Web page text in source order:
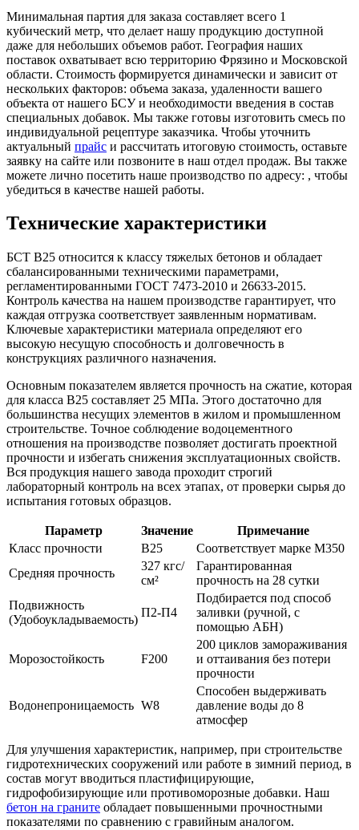
Минимальная партия для заказа составляет всего 1
кубический метр, что делает нашу продукцию доступной
даже для небольших объемов работ. География наших
поставок охватывает всю территорию Фрязино и Московской
области. Стоимость формируется динамически и зависит от
нескольких факторов: объема заказа, удаленности вашего
объекта от нашего БСУ и необходимости введения в состав
специальных добавок. Мы также готовы изготовить смесь по
индивидуальной рецептуре заказчика. Чтобы уточнить
актуальный прайс и рассчитать итоговую стоимость, оставьте
заявку на сайте или позвоните в наш отдел продаж. Вы также
можете лично посетить наше производство по адресу: , чтобы
убедиться в качестве нашей работы.
Технические характеристики
БСТ B25 относится к классу тяжелых бетонов и обладает
сбалансированными техническими параметрами,
регламентированными ГОСТ 7473-2010 и 26633-2015.
Контроль качества на нашем производстве гарантирует, что
каждая отгрузка соответствует заявленным нормативам.
Ключевые характеристики материала определяют его
высокую несущую способность и долговечность в
конструкциях различного назначения.
Основным показателем является прочность на сжатие, которая
для класса B25 составляет 25 МПа. Этого достаточно для
большинства несущих элементов в жилом и промышленном
строительстве. Точное соблюдение водоцементного
отношения на производстве позволяет достигать проектной
прочности и избегать снижения эксплуатационных свойств.
Вся продукция нашего завода проходит строгий
лабораторный контроль на всех этапах, от проверки сырья до
испытания готовых образцов.
Параметр Значение
Примечание
Класс прочности
B25
Соответствует марке М350
Средняя прочность
327 кгс/
см²
Гарантированная
прочность на 28 сутки
Подвижность
(Удобоукладываемость)
П2-П4
Подбирается под способ
заливки (ручной, с
помощью АБН)
Морозостойкость F200
200 циклов замораживания
и оттаивания без потери
прочности
Водонепроницаемость W8
Способен выдерживать
давление воды до 8
атмосфер
Для улучшения характеристик, например, при строительстве
гидротехнических сооружений или работе в зимний период, в
состав могут вводиться пластифицирующие,
гидрофобизирующие или противоморозные добавки. Наш
бетон на граните обладает повышенными прочностными
показателями по сравнению с гравийным аналогом.